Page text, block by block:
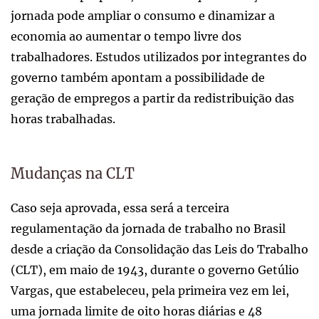
jornada pode ampliar o consumo e dinamizar a
economia ao aumentar o tempo livre dos
trabalhadores. Estudos utilizados por integrantes do
governo também apontam a possibilidade de
geração de empregos a partir da redistribuição das
horas trabalhadas.
Mudanças na CLT
Caso seja aprovada, essa será a terceira
regulamentação da jornada de trabalho no Brasil
desde a criação da Consolidação das Leis do Trabalho
(CLT), em maio de 1943, durante o governo Getúlio
Vargas, que estabeleceu, pela primeira vez em lei,
uma jornada limite de oito horas diárias e 48